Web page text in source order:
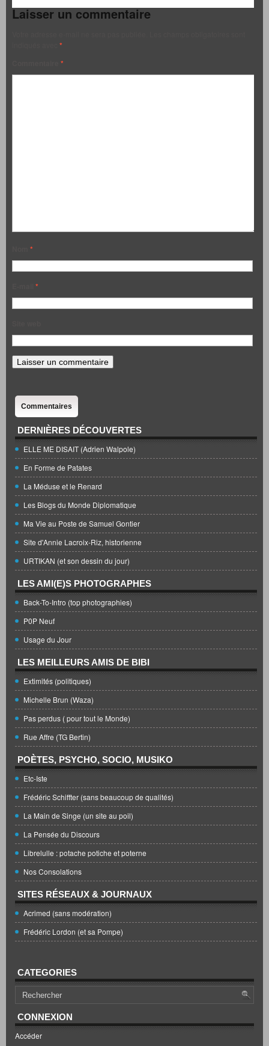
Laisser un commentaire
*
*
*
*
Commentaires
DERNIÈRES DÉCOUVERTES
ELLE ME DISAIT (Adrien Walpole)
En Forme de Patates
La Méduse et le Renard
Les Blogs du Monde Diplomatique
Ma Vie au Poste de Samuel Gontier
Site d'Annie Lacroix-Riz, historienne
URTIKAN (et son dessin du jour)
LES AMI(E)S PHOTOGRAPHES
Back-To-Intro (top photographies)
P0P Neuf
Usage du Jour
LES MEILLEURS AMIS DE BIBI
Extimités (politiques)
Michelle Brun (Waza)
Pas perdus ( pour tout le Monde)
Rue Affre (TG Bertin)
POÈTES, PSYCHO, SOCIO, MUSIKO
Etc-Iste
Frédéric Schiffter (sans beaucoup de qualités)
La Main de Singe (un site au poil)
La Pensée du Discours
Librelulle : potache potiche et poterne
Nos Consolations
SITES RÉSEAUX & JOURNAUX
Acrimed (sans modération)
Frédéric Lordon (et sa Pompe)
CATEGORIES
CONNEXION
Accéder